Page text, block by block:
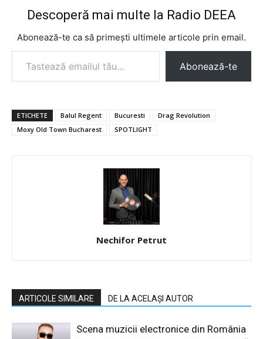
Descoperă mai multe la Radio DEEA
Abonează-te ca să primești ultimele articole prin email.
Tastează emailul tău...
Abonează-te
ETICHETE Balul Regent Bucuresti
Drag Revolution
Moxy Old Town Bucharest
SPOTLIGHT
Nechifor Petrut
ARTICOLE SIMILARE DE LA ACELAȘI AUTOR
Scena muzicii electronice din România